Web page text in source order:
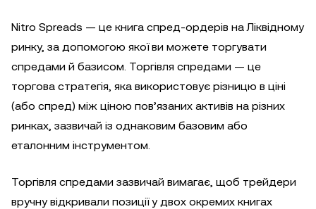
Nitro Spreads — це книга спред-ордерів на Ліквідному
ринку, за допомогою якої ви можете торгувати
спредами й базисом. Торгівля спредами — це
торгова стратегія, яка використовує різницю в ціні
(або спред) між ціною пов’язаних активів на різних
ринках, зазвичай із однаковим базовим або
еталонним інструментом.
Торгівля спредами зазвичай вимагає, щоб трейдери
вручну відкривали позиції у двох окремих книгах